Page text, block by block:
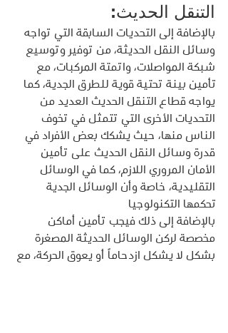
التنقل الحديث:
بالإضافة إلى التحديات السابقة التي تواجه
وسائل النقل الحديثة، من توفير وتوسيع
شبكة المواصلات، واتمتة المركبات، مع
تأمين بينة تحتية قوية للطرق الجدية، كما
يواجه قطاع التنقل الحديث العديد من
التحديات الأخرى التي تتمثل في تخوف
الناس منها، حيث يشكك بعض الأفراد في
قدرة وسائل النقل الحديث على تأمين
الأمان المروري اللازم، كما في الوسائل
التقليدية، خاصة وأن الوسائل الجدية
تحكمها التكنولوجيا
بالإضافة إلى ذلك فيجب تأمين أماكن
مخصصة لركن الوسائل الحديثة المصغرة
بشكل لا يشكل ازدحاماً أو يعوق الحركة، مع